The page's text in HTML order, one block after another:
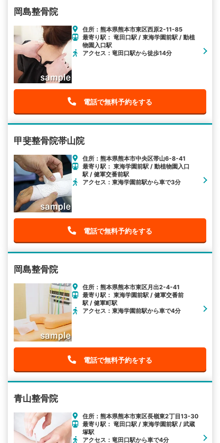
岡島整骨院
住所：熊本県熊本市東区西原2-11-85
最寄り駅： 竜田口駅 / 東海学園前駅 / 動植
物園入口駅
アクセス：竜田口駅から徒歩14分
電話で無料予約をする
甲斐整骨院帯山院
住所：熊本県熊本市中央区帯山6-8-41
最寄り駅： 東海学園前駅 / 動植物園入口
駅 / 健軍交番前駅
アクセス：東海学園前駅から車で3分
電話で無料予約をする
岡島整骨院
住所：熊本県熊本市東区月出2-4-41
最寄り駅： 東海学園前駅 / 健軍交番前
駅 / 健軍町駅
アクセス：東海学園前駅から車で4分
電話で無料予約をする
青山整骨院
住所：熊本県熊本市東区長嶺東2丁目13-30
最寄り駅： 竜田口駅 / 東海学園前駅 / 武蔵
塚駅
アクセス：竜田口駅から車で4分